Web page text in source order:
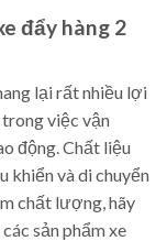
đẩy hàng 2
lại rất nhiều lợi
việc vận
động. Chất liệu
khiển và di chuyển
chất lượng, hãy
sản phẩm xe